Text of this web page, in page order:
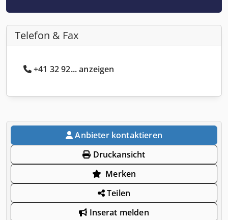
Telefon & Fax
+41 32 92... anzeigen
Anbieter kontaktieren
Druckansicht
Merken
Teilen
Inserat melden